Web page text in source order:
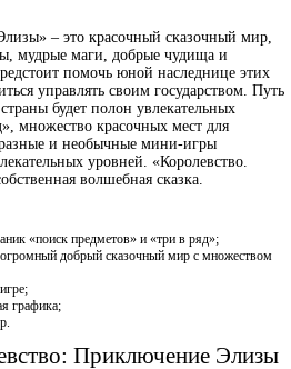
– это красочный сказочный мир,
мудрые маги, добрые чудища и
помочь юной наследнице этих
управлять своим государством. Путь
будет полон увлекательных
множество красочных мест для
и необычные мини-игры
уровней. «Королевство.
волшебная сказка.
«поиск предметов» и «три в ряд»;
добрый сказочный мир с множеством
графика;
Приключение Элизы